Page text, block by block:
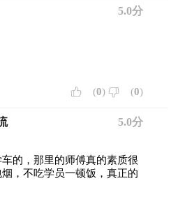
5.0分
(0) (0)
5.0分
的，那里的师傅真的素质很
，不吃学员一顿饭，真正的